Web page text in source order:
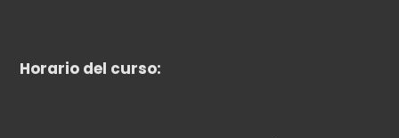
Horario del curso: